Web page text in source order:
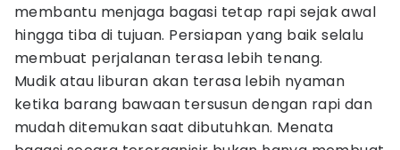
membantu menjaga bagasi tetap rapi sejak awal
hingga tiba di tujuan. Persiapan yang baik selalu
membuat perjalanan terasa lebih tenang.
Mudik atau liburan akan terasa lebih nyaman
ketika barang bawaan tersusun dengan rapi dan
mudah ditemukan saat dibutuhkan. Menata